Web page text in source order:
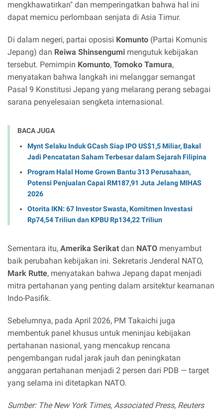
mengkhawatirkan" dan memperingatkan bahwa hal ini
dapat memicu perlombaan senjata di Asia Timur.
Di dalam negeri, partai oposisi Komunto (Partai Komunis
Jepang) dan Reiwa Shinsengumi mengutuk kebijakan
tersebut. Pemimpin Komunto, Tomoko Tamura,
menyatakan bahwa langkah ini melanggar semangat
Pasal 9 Konstitusi Jepang yang melarang perang sebagai
sarana penyelesaian sengketa internasional.
BACA JUGA
Mynt Selaku Induk GCash Siap IPO US$1,5 Miliar, Bakal
Jadi Pencatatan Saham Terbesar dalam Sejarah Filipina
Program Halal Home Grown Bantu 313 Perusahaan,
Potensi Penjualan Capai RM187,91 Juta Jelang MIHAS
2026
Otorita IKN: 67 Investor Swasta, Komitmen Investasi
Rp74,54 Triliun dan KPBU Rp134,22 Triliun
Sementara itu, Amerika Serikat dan NATO menyambut
baik perubahan kebijakan ini. Sekretaris Jenderal NATO,
Mark Rutte, menyatakan bahwa Jepang dapat menjadi
mitra pertahanan yang penting dalam arsitektur keamanan
Indo-Pasifik.
Sebelumnya, pada April 2026, PM Takaichi juga
membentuk panel khusus untuk meninjau kebijakan
pertahanan nasional, yang mencakup rencana
pengembangan rudal jarak jauh dan peningkatan
anggaran pertahanan menjadi 2 persen dari PDB — target
yang selama ini ditetapkan NATO.
Sumber: The New York Times, Associated Press, Reuters